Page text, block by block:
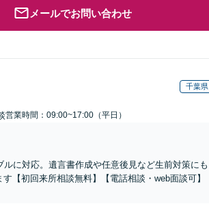
メールでお問い合わせ
千葉県
営業時間：09:00~17:00（平日）
に対応。遺言書作成や任意後見など生前対策にも
【初回来所相談無料】【電話相談・web面談可】